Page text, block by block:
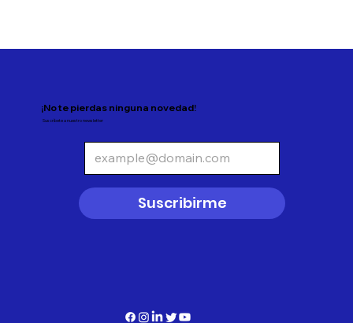
¡No te pierdas ninguna novedad!
Suscríbete a nuestro newsletter
Suscribirme